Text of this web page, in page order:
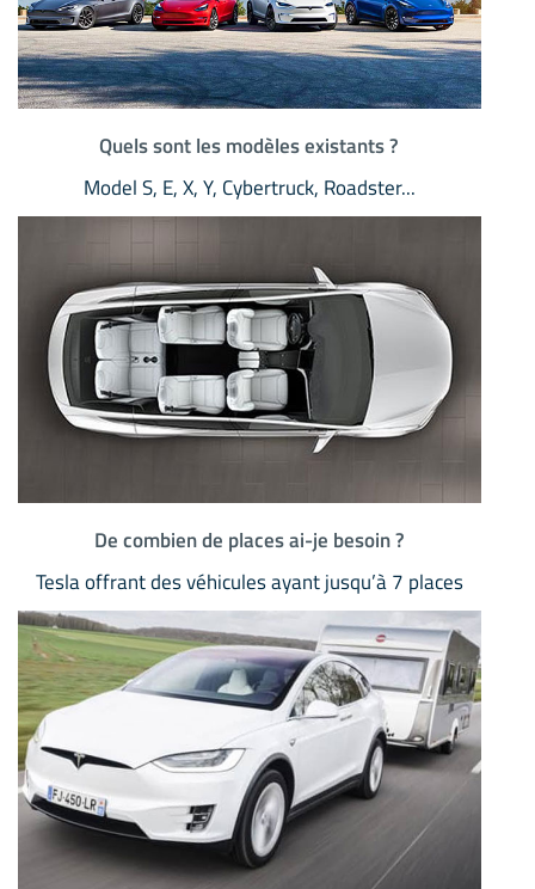
Quels sont les modèles existants ?
Model S, E, X, Y, Cybertruck, Roadster...
De combien de places ai-je besoin ?
Tesla offrant des véhicules ayant jusqu’à 7 places